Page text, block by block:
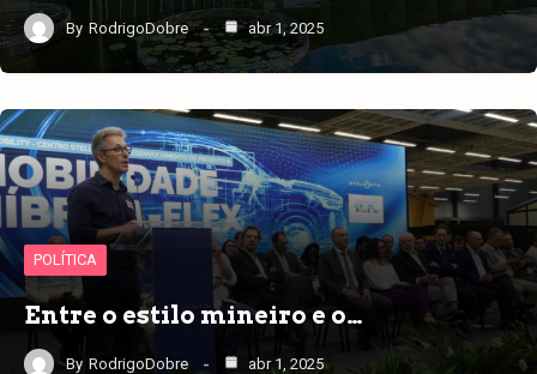
By RodrigoDobre abr 1, 2025
POLÍTICA
Entre o estilo mineiro e o…
By RodrigoDobre abr 1, 2025